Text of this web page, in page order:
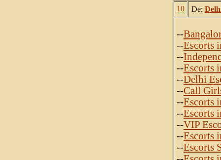
10 De:
--
--Escorts
--
--Escorts
--Delhi
--Call
--Escorts
--Escorts
--VIP
--Escorts
--Escorts